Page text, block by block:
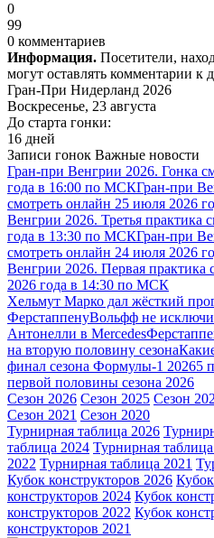
0
99
0 комментариев
Информация. Посетители,
могут оставлять комментарии к
Гран-При Нидерланд 2026
Воскресенье, 23 августа
До старта гонки:
16 дней
Записи гонок Важные новости
Гран-при Венгрии 2026. Гонка
года в 16:00 по МСКГран-при
смотреть онлайн 25 июля 2026
Венгрии 2026. Третья практика
года в 13:30 по МСКГран-при
смотреть онлайн 24 июля 2026
Венгрии 2026. Первая практика
2026 года в 14:30 по МСК
Хельмут Марко дал жёсткий
ФерстаппенуВольфф не
Антонелли в Mercedes
на вторую половину сезона
финал сезона Формулы-1 20265
первой половины сезона 2026
Сезон 2026 Сезон 2025 Сезон
Сезон 2021 Сезон 2020
Турнирная таблица 2026
таблица 2024 Турнирная
2022 Турнирная таблица 2021
Кубок конструкторов 2026
конструкторов 2024 Кубок
конструкторов 2022 Кубок
конструкторов 2021